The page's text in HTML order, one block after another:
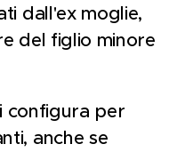
dall'ex moglie,
del figlio minore
configura per
anche se